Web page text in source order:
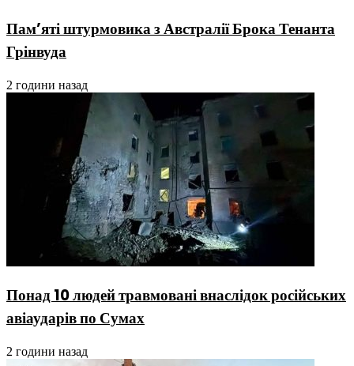
Пам’яті штурмовика з Австралії Брока Тенанта
Грінвуда
2 години назад
Понад 10 людей травмовані внаслідок російських
авіаударів по Сумах
2 години назад